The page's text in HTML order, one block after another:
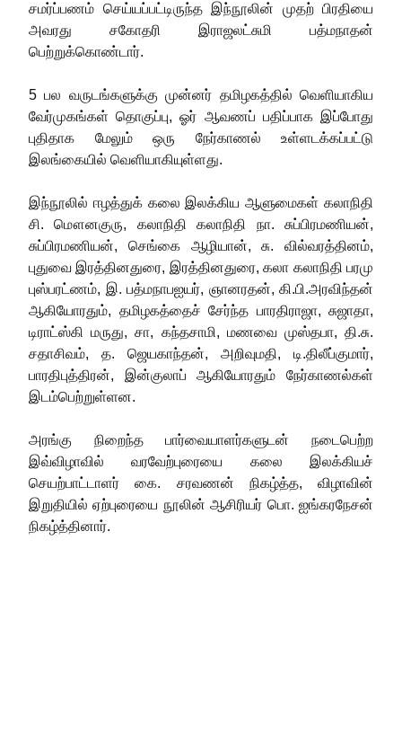
சமர்ப்பணம் செய்யப்பட்டிருந்த இந்நூலின் முதற் பிரதியை
அவரது சகோதரி இராஜலட்சுமி பத்மநாதன்
பெற்றுக்கொண்டார்.
5 பல வருடங்களுக்கு முன்னர் தமிழகத்தில் வெளியாகிய
வேர்முகங்கள் தொகுப்பு, ஓர் ஆவணப் பதிப்பாக இப்போது
புதிதாக மேலும் ஒரு நேர்காணல் உள்ளடக்கப்பட்டு
இலங்கையில் வெளியாகியுள்ளது.
இந்நூலில் ஈழத்துக் கலை இலக்கிய ஆளுமைகள் கலாநிதி
சி. மௌனகுரு, கலாநிதி கலாநிதி நா. சுப்பிரமணியன்,
சுப்பிரமணியன், செங்கை ஆழியான், சு. வில்வரத்தினம்,
புதுவை இரத்தினதுரை, இரத்தினதுரை, கலா கலாநிதி பரமு
புஸ்பரட்ணம், இ. பத்மநாபஐயர், ஞானரதன், கி.பி.அரவிந்தன்
ஆகியோரதும், தமிழகத்தைச் சேர்ந்த பாரதிராஜா, சுஜாதா,
டிராட்ஸ்கி மருது, சா, கந்தசாமி, மணவை முஸ்தபா, தி.சு.
சதாசிவம், த. ஜெயகாந்தன், அறிவுமதி, டி.திலீப்குமார்,
பாரதிபுத்திரன், இன்குலாப் ஆகியோரதும் நேர்காணல்கள்
இடம்பெற்றுள்ளன.
அரங்கு நிறைந்த பார்வையாளர்களுடன் நடைபெற்ற
இவ்விழாவில் வரவேற்புரையை கலை இலக்கியச்
செயற்பாட்டாளர் கை. சரவணன் நிகழ்த்த, விழாவின்
இறுதியில் ஏற்புரையை நூலின் ஆசிரியர் பொ. ஐங்கரநேசன்
நிகழ்த்தினார்.